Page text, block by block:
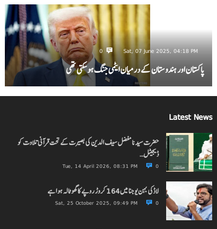
Sat, 07 June 2025, 04:18 PM
0
پاکستان اور ہندوستان کے درمیان ایٹمی جنگ ہو سکتی تھی
Latest News
حضرت سیدنا مفضل سیف الدین کی بصیرت کے تحت قرآنی تلاوت کو
ڈیجیٹل…
Tue, 14 April 2026, 08:31 PM 0
لاڈکی بہن یوجنا میں 164 کروڑ روپے کا گھوٹالہ ہوا ہے
Sat, 25 October 2025, 09:49 PM 0